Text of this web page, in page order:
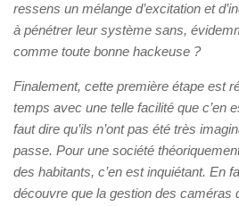
ressens un mélange d’excitation et
à pénétrer leur système sans,
comme toute bonne hackeuse ?
Finalement, cette première étape est
temps avec une telle facilité que c’en
faut dire qu’ils n’ont pas été très
passe. Pour une société
des habitants, c’en est inquiétant. En
découvre que la gestion des caméras